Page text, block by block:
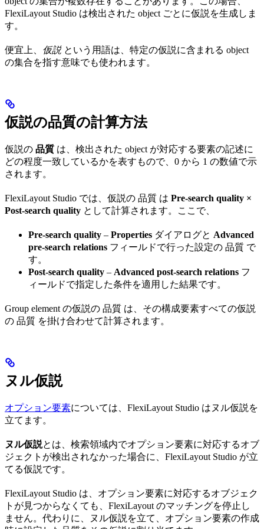
FlexiLayout Studio は検出された object ごとに仮説を生成しま
す。
便宜上、 仮説 という用語は、特定の仮説に含まれる object
の集合を指す意味でも使われます。
仮説の品質の計算方法
仮説の 品質 は、検出された object が対応する要素の記述に
どの程度一致しているかを表すもので、0 から 1 の数値で示
されます。
FlexiLayout Studio では、仮説の 品質 は Pre-search quality ×
Post-search quality として計算されます。ここで、
Pre-search quality – Properties ダイアログと Advanced
pre-search relations フィールドで行った設定の 品質 で
す。
Post-search quality – Advanced post-search relations フ
ィールドで指定した条件を適用した結果です。
Group element の仮説の 品質 は、その構成要素すべての仮説
の 品質 を掛け合わせて計算されます。
ヌル仮説
オプション要素については、FlexiLayout Studio はヌル仮説を
立てます。
ヌル仮説とは、検索領域内でオプション要素に対応するオブ
ジェクトが検出されなかった場合に、FlexiLayout Studio が立
てる仮説です。
FlexiLayout Studio は、オプション要素に対応するオブジェク
トが見つからなくても、FlexiLayout のマッチングを停止し
ません。代わりに、ヌル仮説を立て、オプション要素の作成